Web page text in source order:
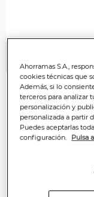
Anterior
Ahorramas S.A.,
cookies técnicas que
Además, si lo
terceros para analizar
personalización y
personalizada a partir
Puedes aceptarlas
configuración.
Pulsa